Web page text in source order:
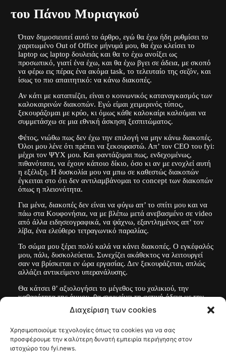
Διαχείριση των cookies
Χρησιμοποιούμε τεχνολογίες όπως τα cookies για να σας
προσφέρουμε την καλύτερη δυνατή εμπειρία περιήγησης στον
ιστοχώρο του fyi.news.
του Πάνου Μυριαγκού
Όταν δημοσιευτεί αυτό το άρθρο, εγώ θα έχω ήδη ρυθμίσει το
χαριτωμένο Out of Office μήνυμά μου, θα έχω κλείσει το
laptop ως laptop δουλειάς και θα το έχω ανοίξει ως
προσωπικό, γιατί ένα έχω, και θα έχω βγει σε άδεια, με σκοπό
να φέρω εις πέρας ένα ακόμα task, το τελευταίο της σεζόν, και
ίσως το πιο απαιτητικό: να κάνω διακοπές.
Αν κάτι με καταπιέζει, είναι ο κοινωνικός καταναγκασμός των
καλοκαιρινών διακοπών. Εγώ είμαι χειμερινός τύπος,
ξεκουράζομαι με κρύο, κι όμως κάθε καλοκαίρι καλούμαι να
συμμετάσχω σε μια εθνική άσκηση ξεσπιτώματος.
Φέτος, νιώθω πως δεν έχω την επιλογή να μην κάνω διακοπές.
Όλοι μου λένε ότι πρέπει να ξεκουραστώ. Απ’ τον CEO του fyi:
μέχρι τον ΨΥΧ μου. Και φαντάζομαι πως, ενδεχομένως,
πιθανότατα, να έχουν κάποιο δίκιο, όσο κι αν με ενοχλεί αυτή
η εξέλιξη. Η δυσκολία μου να μπω σε καθεστώς διακοπών
έγκειται στο ότι δεν αντιλαμβάνομαι το concept των διακοπών
όπως η πλειονότητα.
Για μένα, διακοπές δεν είναι να φύγω απ’ το σπίτι μου και να
πάω στα Κουφονήσια, να με βλέπω μετά ανεβασμένο σε video
από άλλα ειδησεογραφικά, να ψάχνω, εξαντλημένος απ’ τον
λίβα, ένα ελεύθερο τετραγωνικό παραλίας.
Το σώμα μου ξέρει πολύ καλά να κάνει διακοπές. Ο εγκέφαλός
μου, πάλι, δυσκολεύεται. Συνεχίζει ακάθεκτος να λειτουργεί
σαν να βρίσκεται εν ώρα εργασίας. Δεν ξεκουράζεται, απλώς
αλλάζει αντικείμενο υπερανάλυσης.
Θα κάτσει θ’ αξιολογήσει το μέγεθος του χαλικιού, την
καθαρότητα της άμμου, θα συγκρίνει τη φετινή άδεια με την
περσινή, θα υπολογίσει για χιλιοστή φορά πόσες ημέρες ακόμα
απομένουν, θα προβληματιστεί για το αν ξεκουράζομαι αρκετά,
άγχος, αν ήταν, καθόμουν και σπίτι μου.